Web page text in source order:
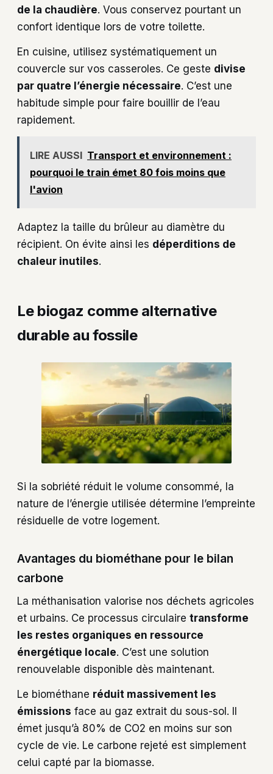
de la chaudière. Vous conservez pourtant un
confort identique lors de votre toilette.
En cuisine, utilisez systématiquement un
couvercle sur vos casseroles. Ce geste divise
par quatre l’énergie nécessaire. C’est une
habitude simple pour faire bouillir de l’eau
rapidement.
LIRE AUSSI Transport et environnement :
pourquoi le train émet 80 fois moins que
l'avion
Adaptez la taille du brûleur au diamètre du
récipient. On évite ainsi les déperditions de
chaleur inutiles.
Le biogaz comme alternative
durable au fossile
Si la sobriété réduit le volume consommé, la
nature de l’énergie utilisée détermine l’empreinte
résiduelle de votre logement.
Avantages du biométhane pour le bilan
carbone
La méthanisation valorise nos déchets agricoles
et urbains. Ce processus circulaire transforme
les restes organiques en ressource
énergétique locale. C’est une solution
renouvelable disponible dès maintenant.
Le biométhane réduit massivement les
émissions face au gaz extrait du sous-sol. Il
émet jusqu’à 80% de CO2 en moins sur son
cycle de vie. Le carbone rejeté est simplement
celui capté par la biomasse.